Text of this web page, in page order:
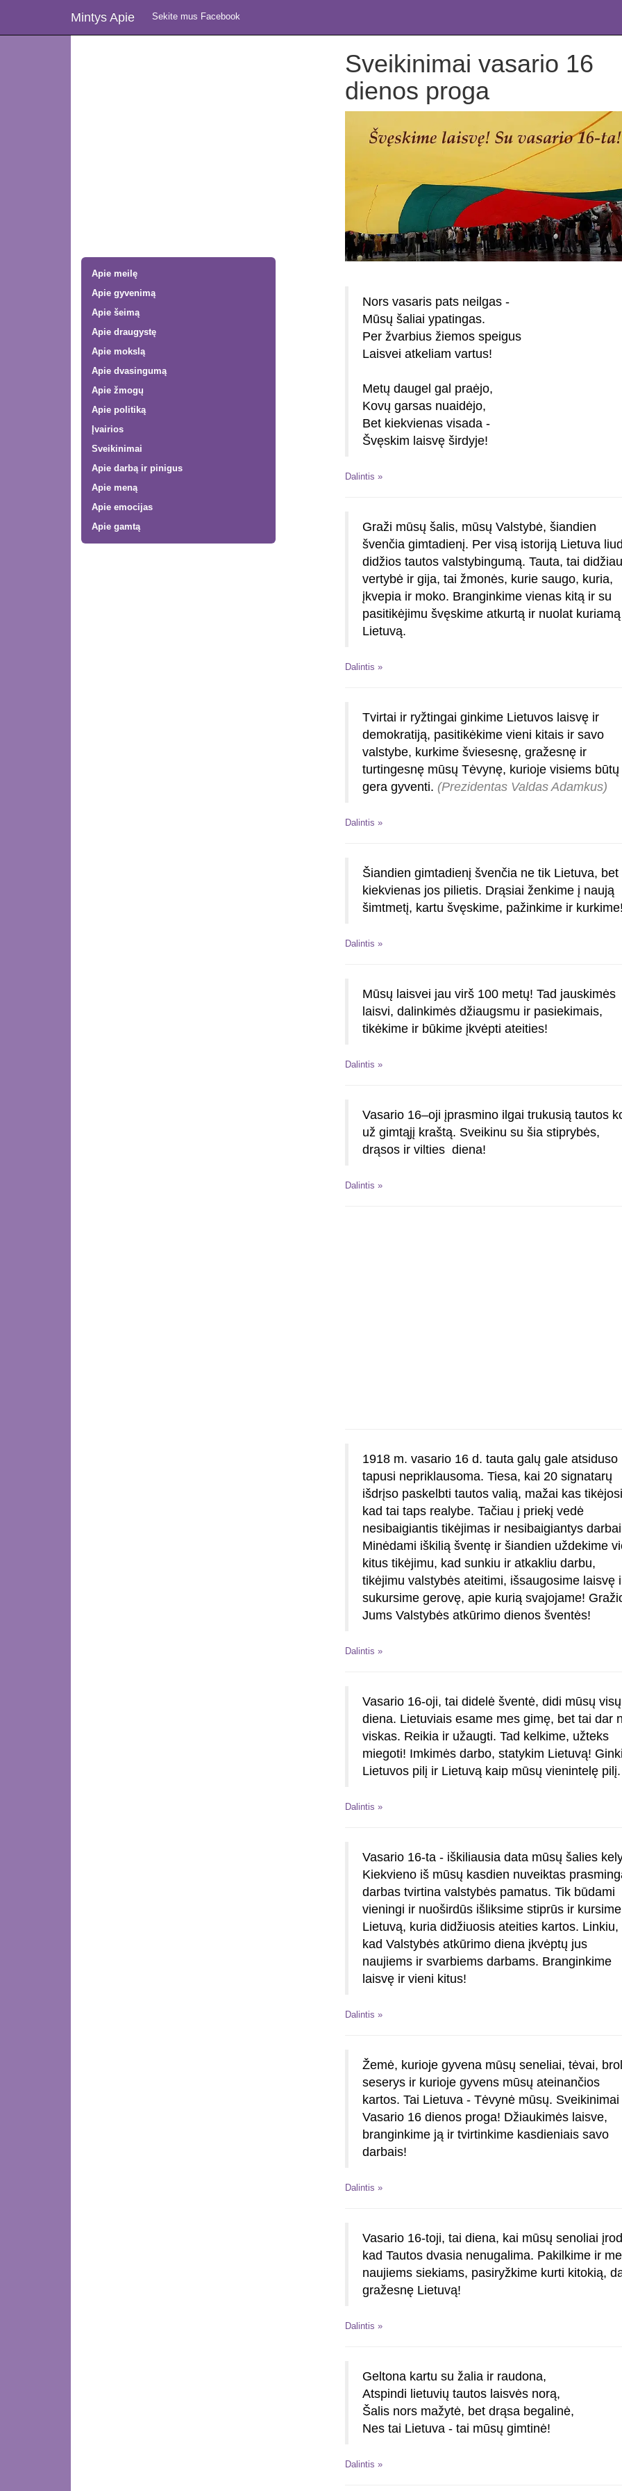
Mintys Apie Sekite mus Facebook
Apie meilę
Apie gyvenimą
Apie šeimą
Apie draugystę
Apie mokslą
Apie dvasingumą
Apie žmogų
Apie politiką
Įvairios
Sveikinimai
Apie darbą ir pinigus
Apie meną
Apie emocijas
Apie gamtą
Sveikinimai vasario 16
dienos proga
Nors vasaris pats neilgas -
Mūsų šaliai ypatingas.
Per žvarbius žiemos speigus
Laisvei atkeliam vartus!
Metų daugel gal praėjo,
Kovų garsas nuaidėjo,
Bet kiekvienas visada -
Švęskim laisvę širdyje!
Dalintis »
Graži mūsų šalis, mūsų Valstybė, šiandien
švenčia gimtadienį. Per visą istoriją Lietuva
didžios tautos valstybingumą. Tauta, tai
vertybė ir gija, tai žmonės, kurie saugo, kuria,
įkvepia ir moko. Branginkime vienas kitą ir su
pasitikėjimu švęskime atkurtą ir nuolat kuriamą
Lietuvą.
Dalintis »
Tvirtai ir ryžtingai ginkime Lietuvos laisvę ir
demokratiją, pasitikėkime vieni kitais ir savo
valstybe, kurkime šviesesnę, gražesnę ir
turtingesnę mūsų Tėvynę, kurioje visiems būtų
gera gyventi. (Prezidentas Valdas Adamkus)
Dalintis »
Šiandien gimtadienį švenčia ne tik Lietuva, bet
kiekvienas jos pilietis. Drąsiai ženkime į naują
šimtmetį, kartu švęskime, pažinkime ir
Dalintis »
Mūsų laisvei jau virš 100 metų! Tad jauskimės
laisvi, dalinkimės džiaugsmu ir pasiekimais,
tikėkime ir būkime įkvėpti ateities!
Dalintis »
Vasario 16–oji įprasmino ilgai trukusią tautos
už gimtąjį kraštą. Sveikinu su šia stiprybės,
drąsos ir vilties diena!
Dalintis »
1918 m. vasario 16 d. tauta galų gale atsiduso
tapusi nepriklausoma. Tiesa, kai 20 signatarų
išdrįso paskelbti tautos valią, mažai kas
kad tai taps realybe. Tačiau į priekį vedė
nesibaigiantis tikėjimas ir nesibaigiantys
Minėdami iškilią šventę ir šiandien uždekime
kitus tikėjimu, kad sunkiu ir atkakliu darbu,
tikėjimu valstybės ateitimi, išsaugosime laisvę
sukursime gerovę, apie kurią svajojame!
Jums Valstybės atkūrimo dienos šventės!
Dalintis »
Vasario 16-oji, tai didelė šventė, didi mūsų visų
diena. Lietuviais esame mes gimę, bet tai dar
viskas. Reikia ir užaugti. Tad kelkime, užteks
miegoti! Imkimės darbo, statykim Lietuvą!
Lietuvos pilį ir Lietuvą kaip mūsų vienintelę pilį.
Dalintis »
Vasario 16-ta - iškiliausia data mūsų šalies
Kiekvieno iš mūsų kasdien nuveiktas
darbas tvirtina valstybės pamatus. Tik būdami
vieningi ir nuoširdūs išliksime stiprūs ir kursime
Lietuvą, kuria didžiuosis ateities kartos. Linkiu,
kad Valstybės atkūrimo diena įkvėptų jus
naujiems ir svarbiems darbams. Branginkime
laisvę ir vieni kitus!
Dalintis »
Žemė, kurioje gyvena mūsų seneliai, tėvai,
seserys ir kurioje gyvens mūsų ateinančios
kartos. Tai Lietuva - Tėvynė mūsų. Sveikinimai
Vasario 16 dienos proga! Džiaukimės laisve,
branginkime ją ir tvirtinkime kasdieniais savo
darbais!
Dalintis »
Vasario 16-toji, tai diena, kai mūsų senoliai
kad Tautos dvasia nenugalima. Pakilkime ir
naujiems siekiams, pasiryžkime kurti kitokią,
gražesnę Lietuvą!
Dalintis »
Geltona kartu su žalia ir raudona,
Atspindi lietuvių tautos laisvės norą,
Šalis nors mažytė, bet drąsa begalinė,
Nes tai Lietuva - tai mūsų gimtinė!
Dalintis »